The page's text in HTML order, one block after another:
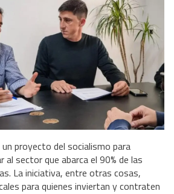
proyecto del socialismo para
al sector que abarca el 90% de las
La iniciativa, entre otras cosas,
para quienes inviertan y contraten